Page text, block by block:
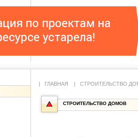
| ГЛАВНАЯ | СТРОИТЕЛЬСТВО
СТРОИТЕЛЬСТВО ДОМОВ